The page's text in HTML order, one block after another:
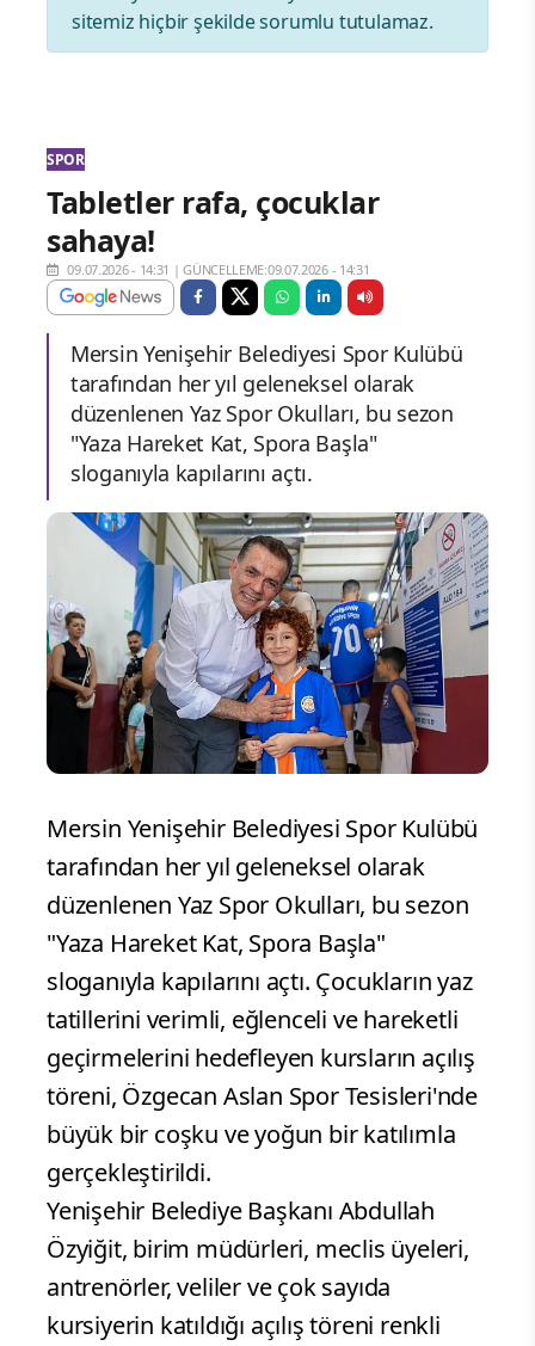
sitemiz hiçbir şekilde sorumlu tutulamaz.
SPOR
Tabletler rafa, çocuklar
sahaya!
09.07.2026 - 14:31 |GÜNCELLEME:09.07.2026 - 14:31
Mersin Yenişehir Belediyesi Spor Kulübü
tarafından her yıl geleneksel olarak
düzenlenen Yaz Spor Okulları, bu sezon
"Yaza Hareket Kat, Spora Başla"
sloganıyla kapılarını açtı.
Mersin Yenişehir Belediyesi Spor Kulübü
tarafından her yıl geleneksel olarak
düzenlenen Yaz Spor Okulları, bu sezon
"Yaza Hareket Kat, Spora Başla"
sloganıyla kapılarını açtı. Çocukların yaz
tatillerini verimli, eğlenceli ve hareketli
geçirmelerini hedefleyen kursların açılış
töreni, Özgecan Aslan Spor Tesisleri'nde
büyük bir coşku ve yoğun bir katılımla
gerçekleştirildi.
Yenişehir Belediye Başkanı Abdullah
Özyiğit, birim müdürleri, meclis üyeleri,
antrenörler, veliler ve çok sayıda
kursiyerin katıldığı açılış töreni renkli